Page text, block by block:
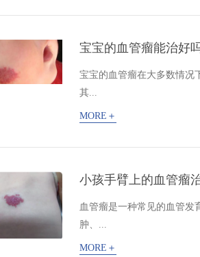
宝宝的血管瘤能治好
宝宝的血管瘤在大多数情况
其...
MORE＋
小孩手臂上的血管瘤
血管瘤是一种常见的血管发
肿、...
MORE＋